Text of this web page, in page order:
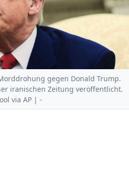
gegen Donald Trump.
iranischen Zeitung veröffentlicht.
via AP | -